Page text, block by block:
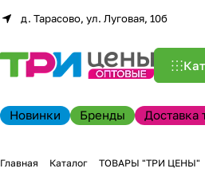
д. Тарасово, ул. Луговая, 10б
Новинки Бренды Доставка
Главная Каталог ТОВАРЫ "ТРИ ЦЕНЫ"